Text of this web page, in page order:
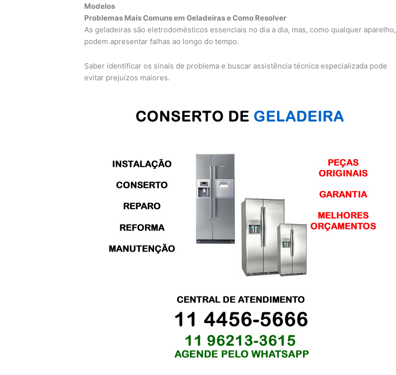
Modelos
Problemas Mais Comuns em Geladeiras e Como Resolver
As geladeiras são eletrodomésticos essenciais no dia a dia, mas, como qualquer aparelho,
podem apresentar falhas ao longo do tempo.
Saber identificar os sinais de problema e buscar assistência técnica especializada pode
evitar prejuízos maiores.